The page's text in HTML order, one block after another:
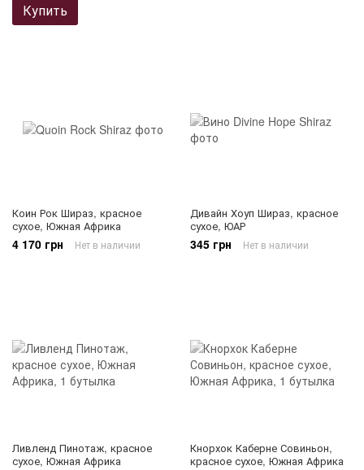
Купить
Коин Рок Шираз, красное
сухое, Южная Африка
4 170 грн Нет в наличии
Дивайн Хоуп Шираз, красное
сухое, ЮАР
345 грн Нет в наличии
Ливленд Пинотаж, красное
сухое, Южная Африка
Кнорхок Каберне Совиньон,
красное сухое, Южная Африка